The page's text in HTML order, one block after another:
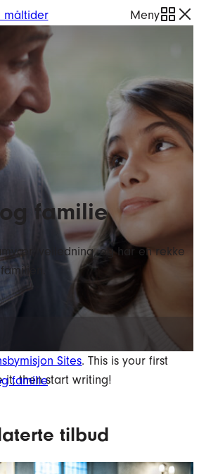
måltider Meny
familie
veiledning, og har en rekke
familie
Sites. This is your first
it, then start writing!
tilbud